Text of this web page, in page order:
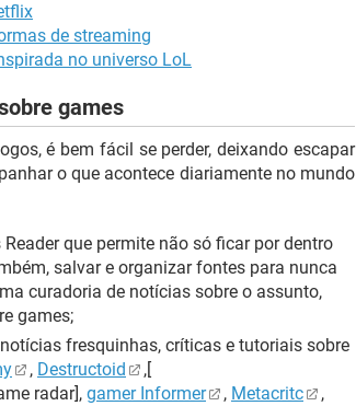
de streaming
no universo LoL
games
é bem fácil se perder, deixando escapar
o que acontece diariamente no mundo
que permite não só ficar por dentro
salvar e organizar fontes para nunca
curadoria de notícias sobre o assunto,
games;
fresquinhas, críticas e tutoriais sobre
, Destructoid
,[
radar], gamer Informer , Metacritc
,